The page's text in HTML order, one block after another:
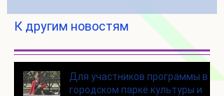
К другим новостям
Для участников программы в
городском парке культуры и